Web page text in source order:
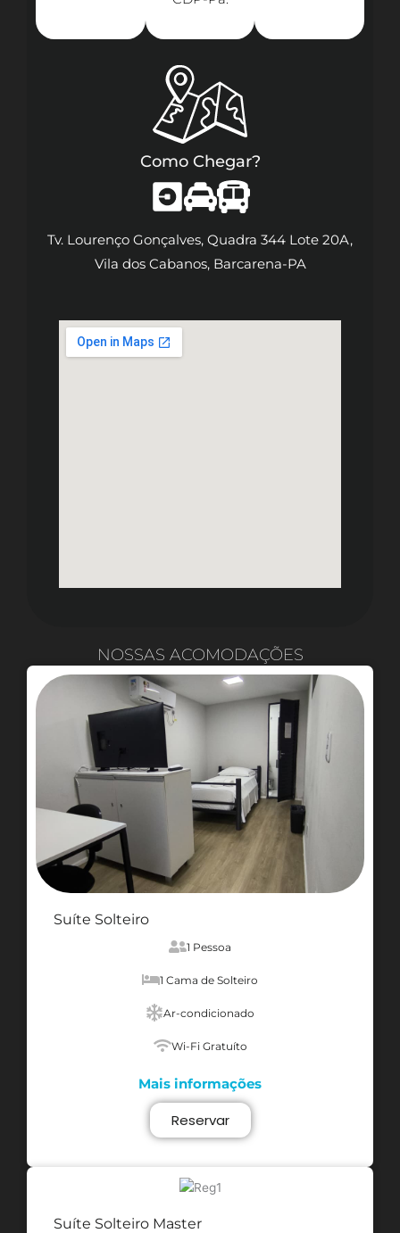
Como Chegar?
Tv. Lourenço Gonçalves, Quadra 344 Lote 20A,
Vila dos Cabanos, Barcarena-PA
NOSSAS ACOMODAÇÕES
Suíte Solteiro
1 Pessoa
1 Cama de Solteiro
Ar-condicionado
Wi-Fi Gratuíto
Mais informações
Reservar
Suíte Solteiro Master